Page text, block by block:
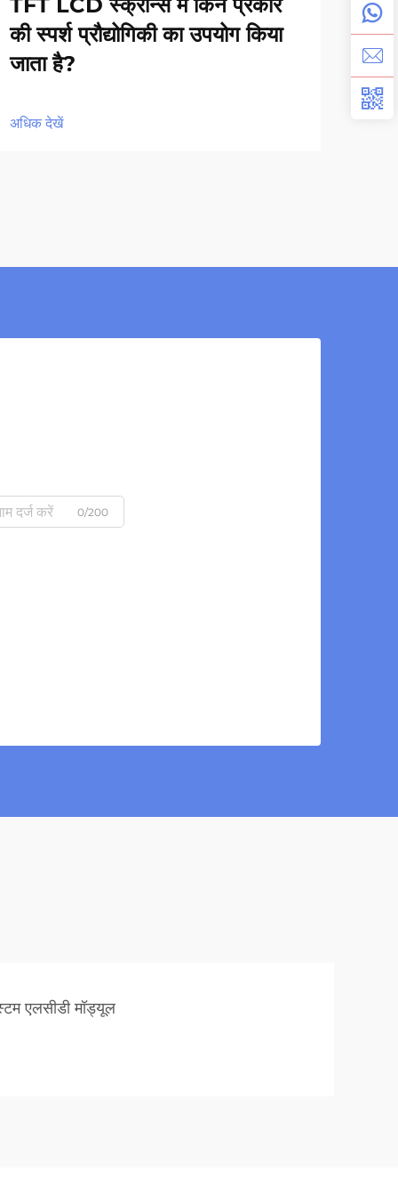
की स्पर्श प्रौद्योगिकी का उपयोग किया
जाता है?
अधिक देखें
के
0/200
एलसीडी मॉड्यूल